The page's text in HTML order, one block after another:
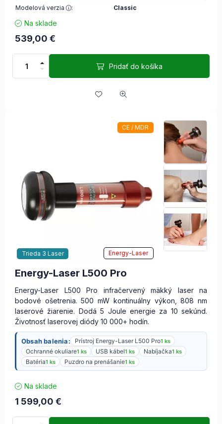
Modelová verzia : Classic
Na sklade
539,00 €
Pridať do košíka
CE / MDR
Trieda 3 Laser Energy-Laser
Energy-Laser L500 Pro
Energy-Laser L500 Pro infračervený mäkký laser na
bodové ošetrenia. 500 mW kontinuálny výkon, 808 nm
laserové žiarenie. Dodá 5 Joule energie za 10 sekúnd.
Životnosť laserovej diódy 10 000+ hodín.
Obsah balenia: Prístroj Energy-Laser L500 Pro1 ks
Ochranné okuliare1 ks USB kábel1 ks Nabíjačka1 ks
Batéria1 ks Puzdro na prenášanie1 ks
Na sklade
1 599,00 €